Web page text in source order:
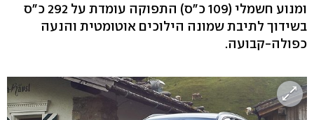
ומנוע חשמלי (109 כ"ס) התפוקה עומדת על 292 כ"ס
בשידוך לתיבת שמונה הילוכים אוטומטית והנעה
כפולה-קבועה.